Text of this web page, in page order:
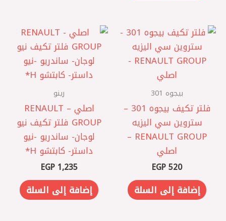
بيجوه 301
فلتر تكيف بيجوه 301 –
ستروين سي اليزيه
RENAULT GROUP –
اصلي
EGP520
إضافة إلى السلة
رينو
اصلي – RENAULT
GROUP فلتر تكيف نيو
لوجان- ساندريو -نيو
داستر- كابتشو H*
EGP1,235
إضافة إلى السلة